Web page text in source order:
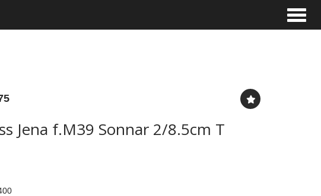
Jena f.M39 Sonnar 2/8.5cm T